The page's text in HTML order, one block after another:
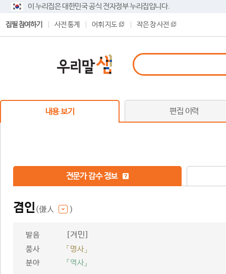
이 누리집은 대한민국 공식 전자정부 누리집입니다.
집필 참여하기 사전 통계 어휘 지도 작은 창 사전
내용 보기 편집 이력
전문가 감수 정보
겸인(傔人 )
발음 [겨민]
품사
「명사」
분야
『역사』